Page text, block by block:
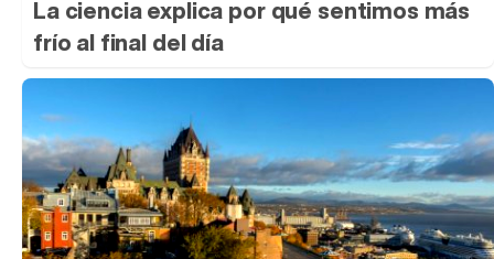
La ciencia explica por qué sentimos más
frío al final del día